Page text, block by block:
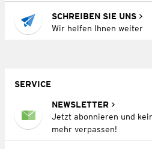
SCHREIBEN SIE UNS
Wir helfen Ihnen weiter
SERVICE
NEWSLETTER
Jetzt abonnieren und
mehr verpassen!